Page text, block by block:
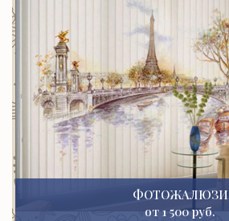
ФОТОЖАЛЮЗИ
от 1 500 руб.